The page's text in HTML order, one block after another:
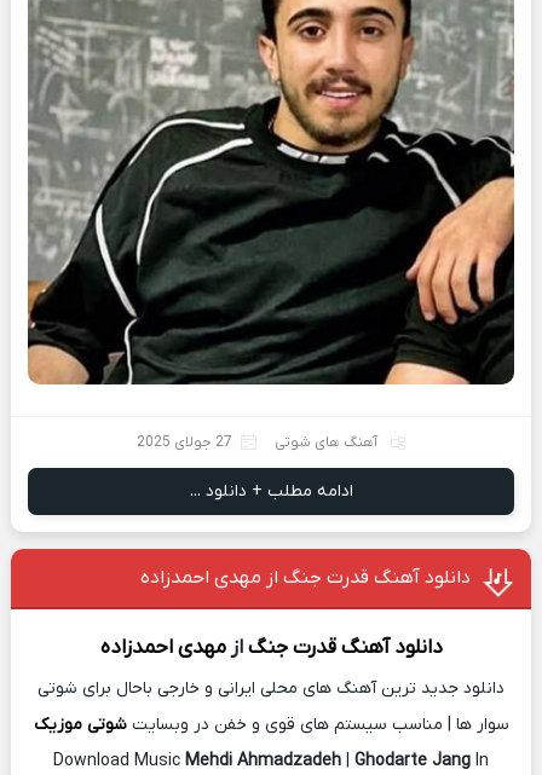
آهنگ های شوتی 27 جولای 2025
ادامه مطلب + دانلود ...
دانلود آهنگ قدرت جنگ از مهدی احمدزاده
دانلود آهنگ قدرت جنگازمهدی احمدزاده
دانلود جدید ترین آهنگ های محلی ایرانی و خارجی باحال برای شوتی
سوار ها | مناسب سیستم های قوی و خفن در وبسایتشوتی موزیک
Download Music Mehdi Ahmadzadeh | Ghodarte Jang In